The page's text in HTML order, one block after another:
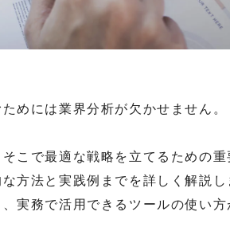
めには業界分析が欠かせません。
こで最適な戦略を立てるための重
方法と実践例までを詳しく解説し
実務で活用できるツールの使い方